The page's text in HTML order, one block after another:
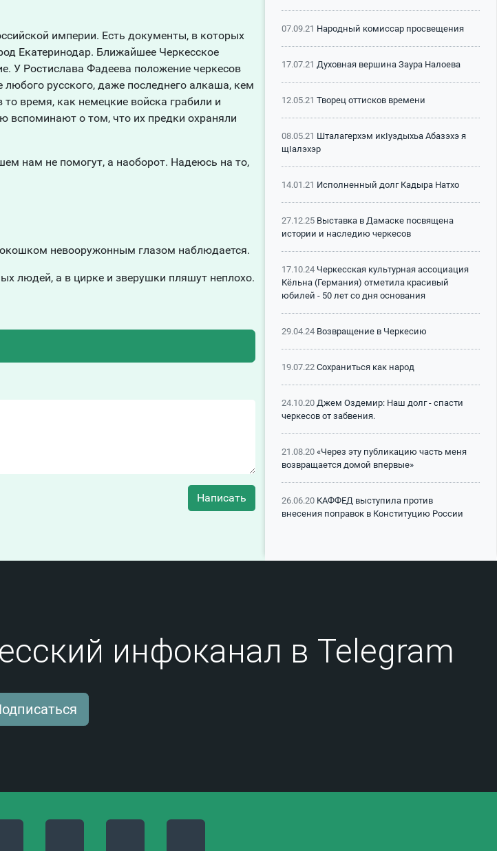
империи. Есть документы, в которых
Екатеринодар. Ближайшее Черкесское
У Ростислава Фадеева положение черкесов
русского, даже последнего алкаша, кем
то время, как немецкие войска грабили и
вспоминают о том, что их предки охраняли
нам не помогут, а наоборот. Надеюсь на то,
невооружонным глазом наблюдается.
людей, а в цирке и зверушки пляшут неплохо.
Написать
07.09.21 Народный комиссар просвещения
17.07.21 Духовная вершина Заура Налоева
12.05.21 Творец оттисков времени
08.05.21 Шталагерхэм икIуэдыхьа Абазэхэ я
щIалэхэр
14.01.21 Исполненный долг Кадыра Натхо
27.12.25 Выставка в Дамаске посвящена
истории и наследию черкесов
17.10.24 Черкесская культурная ассоциация
Кёльна (Германия) отметила красивый
юбилей - 50 лет со дня основания
29.04.24 Возвращение в Черкесию
19.07.22 Сохраниться как народ
24.10.20 Джем Оздемир: Наш долг - спасти
черкесов от забвения.
21.08.20 «Через эту публикацию часть меня
возвращается домой впервые»
26.06.20 КАФФЕД выступила против
внесения поправок в Конституцию России
илъэси 125-рэ ирокъу!
25.12.24
95 лет со дня рождения ученого-
языковеда и педагога Гяургиева Хатики
инфоканал в Telegram